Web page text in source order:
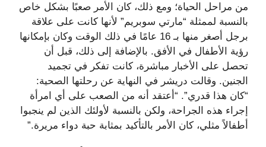
من مراحل الحياة؛ ومع ذلك، كان الأمر صعبًا بشكل خاص
بالنسبة لممثلة “مارتي سوبريم” لأنها كانت على علاقة
برجل أصغر منها بـ 16 عامًا في ذلك الوقت وكان بإمكانها
رؤية الأطفال في الأفق. بالإضافة إلى ذلك، قبل أن
تحصل على الأخبار مباشرة، كانت تفكر في تجميد
الجنين. وقالت دريشر في النهاية عن رحلتها الصحية:
“كان هذا قدري”. “أعتقد أنه من الصعب على أي امرأة
إجراء هذه الجراحة، ولكن بالنسبة لأولئك الذين لم ينجبوا
أطفالاً مثلي، كان الأمر بالتأكيد بمثابة حبة دواء مريرة.”